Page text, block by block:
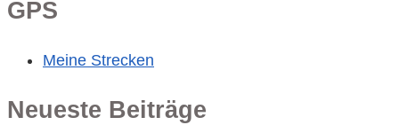
GPS
Meine Strecken
Neueste Beiträge